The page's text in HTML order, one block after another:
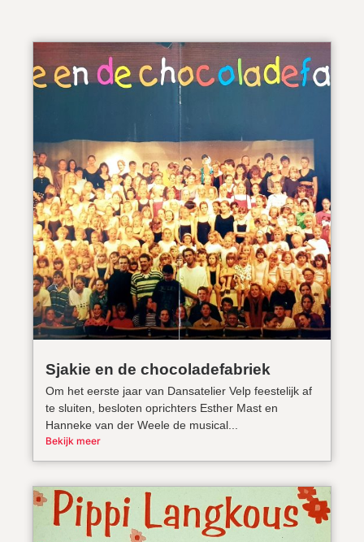
Sjakie en de chocoladefabriek
Om het eerste jaar van Dansatelier Velp feestelijk af
te sluiten, besloten oprichters Esther Mast en
Hanneke van der Weele de musical...
Bekijk meer